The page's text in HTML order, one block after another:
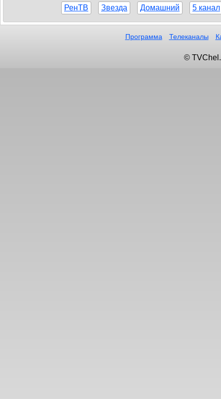
РенТВ Звезда Домашний 5 канал
Программа Телеканалы
©